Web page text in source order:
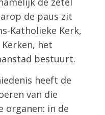
de paus zit
Katholieke Kerk,
het
bestuurt.
heeft de
van die
organen: in de